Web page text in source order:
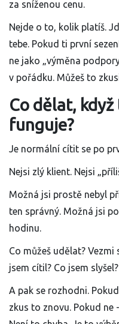
za sníženou cenu.
Nejde o to, kolik platíš.
tebe. Pokud ti první
ne jako „výměna
v pořádku. Můžeš to
Co dělat,
funguje?
Je normální cítit se po
Nejsi zlý klient. Nejsi
Možná jsi prostě nebyl
ten správný. Možná jsi
hodinu.
Co můžeš udělat? Vezmi
jsem cítil? Co jsem
A pak se rozhodni.
zkus to znovu. Pokud ne